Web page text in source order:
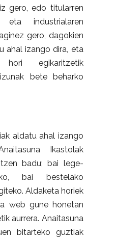
gero, edo titularren
eta industrialaren
gero, dagokien
ahal izango dira, eta
egikaritzetik
bete beharko
aldatu ahal izango
Ikastolak
badu; bai lege-
bai bestelako
Aldaketa horiek
web gune honetan
aurrera. Anaitasuna
bitarteko guztiak